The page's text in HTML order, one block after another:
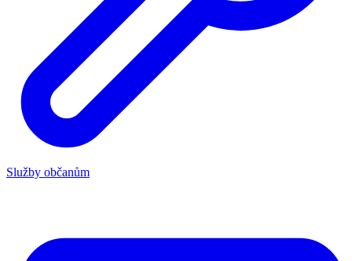
Služby občanům